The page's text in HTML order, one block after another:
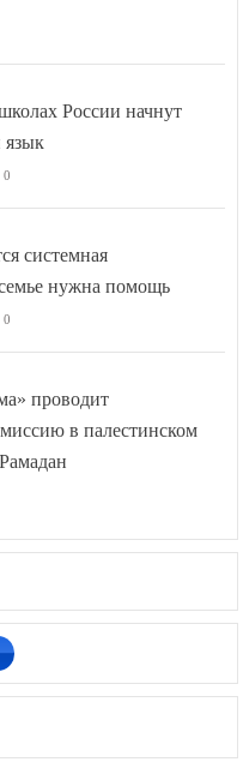
России начнут
язык
0
системная
нужна помощь
0
проводит
в палестинском